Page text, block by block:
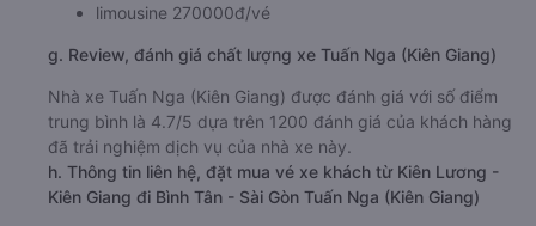
limousine 270000đ/vé
g. Review, đánh giá chất lượng xe Tuấn Nga (Kiên Giang)
Nhà xe Tuấn Nga (Kiên Giang) được đánh giá với số điểm
trung bình là 4.7/5 dựa trên 1200 đánh giá của khách hàng
đã trải nghiệm dịch vụ của nhà xe này.
h. Thông tin liên hệ, đặt mua vé xe khách từ Kiên Lương -
Kiên Giang đi Bình Tân - Sài Gòn Tuấn Nga (Kiên Giang)